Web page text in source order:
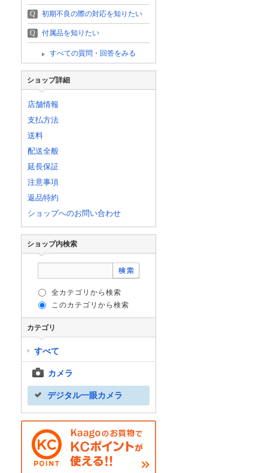
Q 初期不良の際の対応を知りたい
Q 付属品を知りたい
すべての質問・回答をみる
ショップ詳細
店舗情報
支払方法
送料
配送全般
延長保証
注意事項
返品特約
ショップへのお問い合わせ
ショップ内検索
全カテゴリから検索
このカテゴリから検索
カテゴリ
すべて
カメラ
デジタル一眼カメラ